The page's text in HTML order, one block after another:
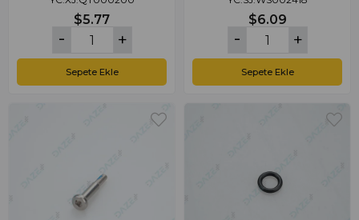
$5.77
Sepete Ekle
$6.09
Sepete Ekle